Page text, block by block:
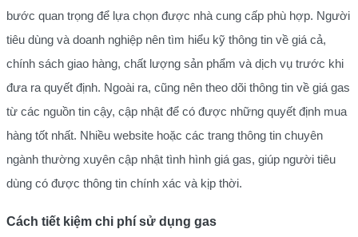
bước quan trọng để lựa chọn được nhà cung cấp phù hợp. Người
tiêu dùng và doanh nghiệp nên tìm hiểu kỹ thông tin về giá cả,
chính sách giao hàng, chất lượng sản phẩm và dịch vụ trước khi
đưa ra quyết định. Ngoài ra, cũng nên theo dõi thông tin về giá gas
từ các nguồn tin cậy, cập nhật để có được những quyết định mua
hàng tốt nhất. Nhiều website hoặc các trang thông tin chuyên
ngành thường xuyên cập nhật tình hình giá gas, giúp người tiêu
dùng có được thông tin chính xác và kịp thời.
Cách tiết kiệm chi phí sử dụng gas